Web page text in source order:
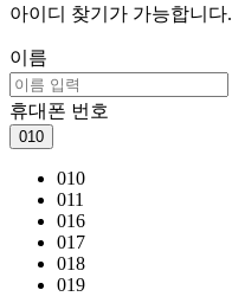
아이디 찾기가 가능합니다.
이름
휴대폰 번호
010
010
011
016
017
018
019